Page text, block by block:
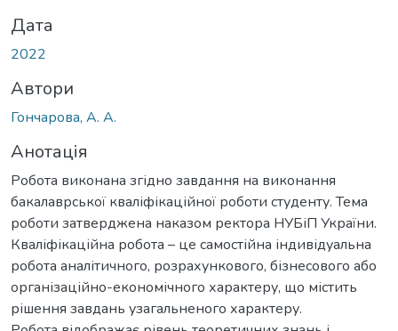
Дата
2022
Автори
Гончарова, А. А.
Анотація
Робота виконана згідно завдання на виконання
бакалаврської кваліфікаційної роботи студенту. Тема
роботи затверджена наказом ректора НУБіП України.
Кваліфікаційна робота – це самостійна індивідуальна
робота аналітичного, розрахункового, бізнесового або
організаційно-економічного характеру, що містить
рішення завдань узагальненого характеру.